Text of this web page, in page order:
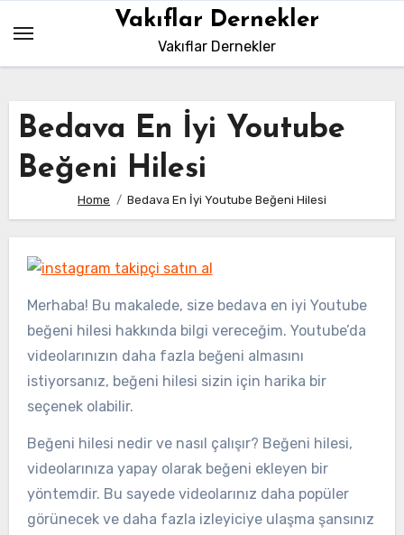
content
Vakıflar Dernekler
Vakıflar Dernekler
Bedava En İyi Youtube
Beğeni Hilesi
Home Bedava En İyi Youtube Beğeni Hilesi
Merhaba! Bu makalede, size bedava en iyi Youtube
beğeni hilesi hakkında bilgi vereceğim. Youtube’da
videolarınızın daha fazla beğeni almasını
istiyorsanız, beğeni hilesi sizin için harika bir
seçenek olabilir.
Beğeni hilesi nedir ve nasıl çalışır? Beğeni hilesi,
videolarınıza yapay olarak beğeni ekleyen bir
yöntemdir. Bu sayede videolarınız daha popüler
görünecek ve daha fazla izleyiciye ulaşma şansınız